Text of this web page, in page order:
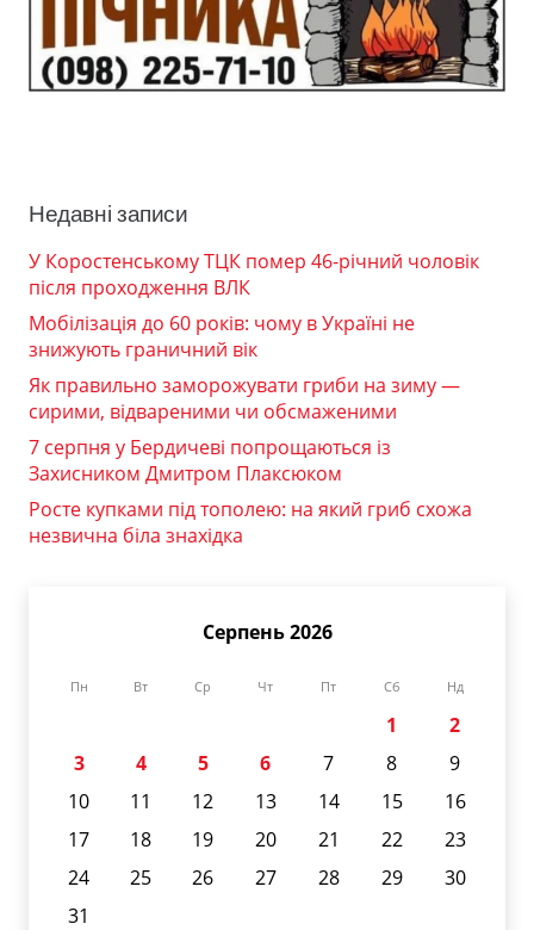
Недавні записи
У Коростенському ТЦК помер 46-річний чоловік
після проходження ВЛК
Мобілізація до 60 років: чому в Україні не
знижують граничний вік
Як правильно заморожувати гриби на зиму —
сирими, відвареними чи обсмаженими
7 серпня у Бердичеві попрощаються із
Захисником Дмитром Плаксюком
Росте купками під тополею: на який гриб схожа
незвична біла знахідка
Серпень 2026
Пн Вт Ср Чт Пт Сб Нд
1
2
3
4 5 6 7 8
9
10
11 12 13 14 15
16
17
18 19 20 21 22
23
24
25 26 27 28 29
30
31